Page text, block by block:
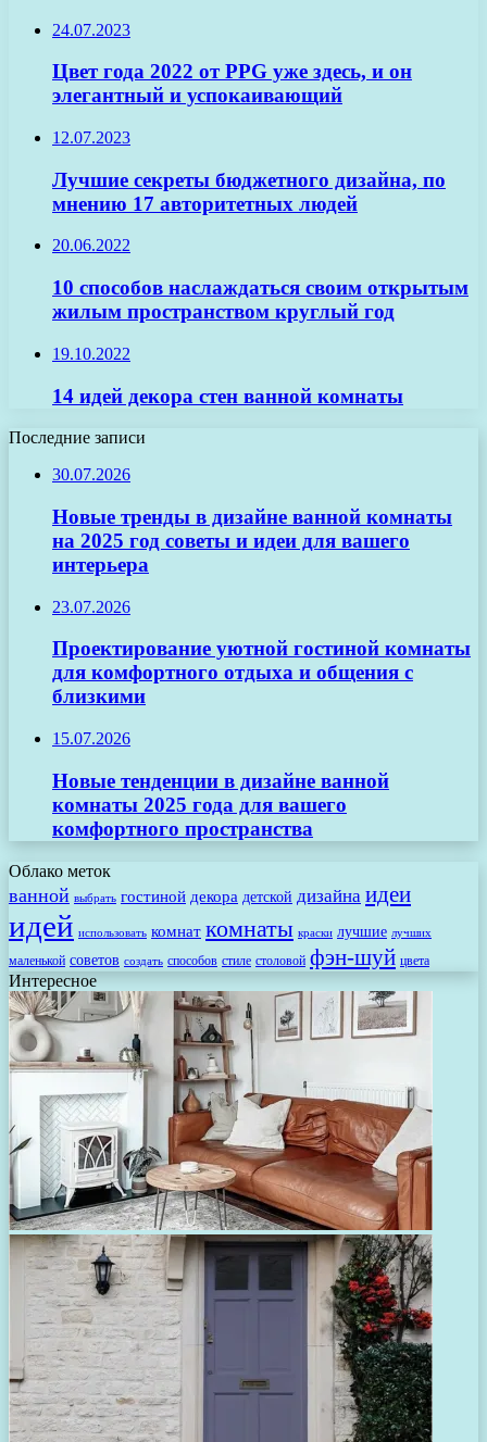
24.07.2023
Цвет года 2022 от PPG уже здесь, и он
элегантный и успокаивающий
12.07.2023
Лучшие секреты бюджетного дизайна, по
мнению 17 авторитетных людей
20.06.2022
10 способов наслаждаться своим открытым
жилым пространством круглый год
19.10.2022
14 идей декора стен ванной комнаты
Последние записи
30.07.2026
Новые тренды в дизайне ванной комнаты
на 2025 год советы и идеи для вашего
интерьера
23.07.2026
Проектирование уютной гостиной комнаты
для комфортного отдыха и общения с
близкими
15.07.2026
Новые тенденции в дизайне ванной
комнаты 2025 года для вашего
комфортного пространства
Облако меток
ванной выбрать гостиной декора детской дизайна идеи
идей использовать комнат комнаты краски лучшие лучших
маленькой советов создать способов стиле столовой фэн-шуй цвета
Интересное